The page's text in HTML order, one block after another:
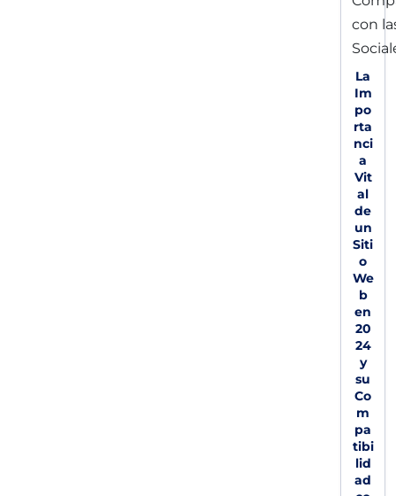
La
Im
po
rta
nci
a
Vit
al
de
un
Siti
o
We
b
en
20
24
y
su
Co
m
pa
tibi
lid
ad